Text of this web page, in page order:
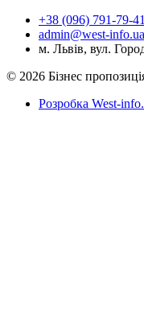
+38 (096) 791-79-41
admin@west-info.ua
м. Львів, вул.
© 2026 Бізнес
Розробка West-